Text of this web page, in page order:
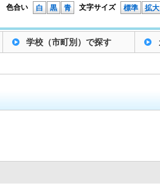
文字サイズ 標準 拡大
色合い 白 黒 青
学校（市町別）で探す